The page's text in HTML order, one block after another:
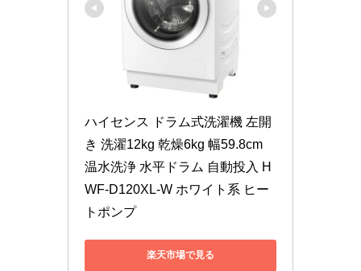
ハイセンス ドラム式洗濯機 左開
き 洗濯12kg 乾燥6kg 幅59.8cm
温水洗浄 水平ドラム 自動投入 H
WF-D120XL-W ホワイト系 ヒー
トポンプ
楽天市場で見る